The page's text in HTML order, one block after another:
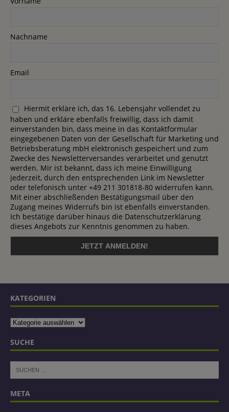
Nachname
Email
Hiermit erkläre ich, das 16. Lebensjahr vollendet zu
haben und erkläre ebenfalls freiwillig, dass ich damit
einverstanden bin, dass meine in das Kontaktformular
eingegebenen Daten von der Gesellschaft für Marketing und
Betriebsberatung mbH elektronisch gespeichert und zum
Zwecke des Newsletterversandes verarbeitet und genutzt
werden. Mir ist bekannt, dass ich meine Einwilligung
jederzeit, durch den entsprechenden Link im Newsletter
oder telefonisch unter +49 211 301818-80 widerrufen kann.
Mit einer abschließenden Bestätigungsmail über den
Zugang meines Widerrufs bin ist ebenfalls einverstanden.
Ich bestätige darüber hinaus die Datenschutzerklärung
dieses Angebots zur Kenntnis genommen zu haben.
KATEGORIEN
SUCHE
META